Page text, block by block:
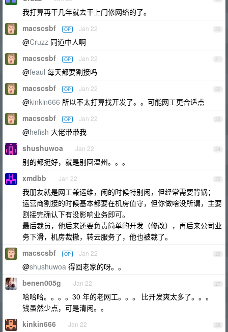
我打算再干几年就去干上门修网络的了。
20
macscsbf OP Jan 22
@Cruzz 同道中人啊
21
macscsbf OP Jan 22
@feaul 每天都要割接吗
22
macscsbf OP Jan 22
@kinkin666 所以不太打算找开发了。。可能网工更合适点
23
macscsbf OP Jan 22
@hefish 大佬带带我
24
shushuwoa Jan 22
别的都挺好，就是别回温州。。。
25
xmdbb Jan 22
我朋友就是网工兼运维，闲的时候特别闲，但经常需要背锅；
运营商割接的时候基本都要在机房值守，但你做啥没所谓，主要
割接完确认下有没影响业务即可。
最后裁员，他后来还要负责简单的开发（修改），再后来公司业
务下滑，机房裁撤，转云服务了，他也被裁了。
26
macscsbf OP Jan 22
@shushuwoa 得回老家的呀。。
27
benen005g Jan 22
哈哈哈。。。。30 年的老网工。。。 比开发爽太多了。。。
钱虽然少点，可是清闲。。
28
kinkin666 Jan 22